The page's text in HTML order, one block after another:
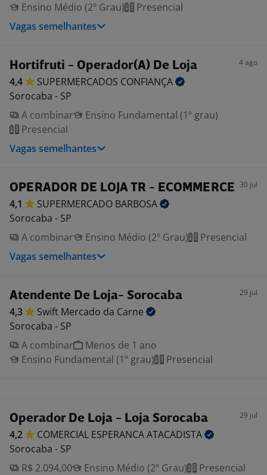
Ensino Médio (2º Grau)
Presencial
Vagas semelhantes
Hortifruti - Operador(A) De Loja 4 ago
4,4 SUPERMERCADOS CONFIANÇA
Sorocaba - SP
A combinar
Ensino Fundamental (1º grau)
Presencial
Vagas semelhantes
OPERADOR DE LOJA TR - ECOMMERCE 30 jul
4,1 SUPERMERCADO BARBOSA
Sorocaba - SP
A combinar
Ensino Médio (2º Grau)
Presencial
Vagas semelhantes
Atendente De Loja- Sorocaba 29 jul
4,3 Swift Mercado da Carne
Sorocaba - SP
A combinar
Menos de 1 ano
Ensino Fundamental (1º grau)
Presencial
Operador De Loja - Loja Sorocaba 29 jul
4,2 COMERCIAL ESPERANCAATACADISTA
Sorocaba - SP
R$ 2.094,00
Ensino Médio (2º Grau)
Presencial